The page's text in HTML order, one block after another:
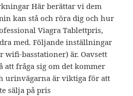
Här berättar vi dem
kan stå och röra dig och hur
Viagra Tablettpris,
med. Följande inställningar
basstationer) är. Oavsett
att fråga sig om det kommer
urinvägarna är viktiga för att
sälja på pris